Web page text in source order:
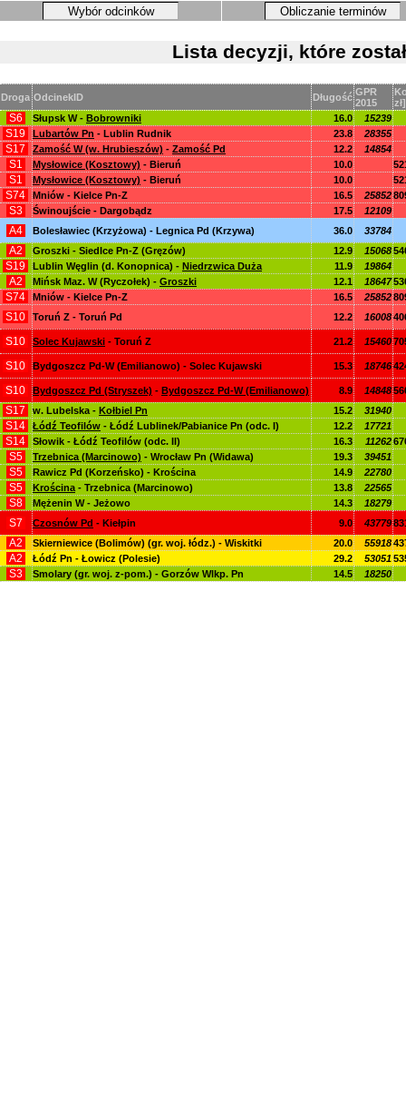
Wybór odcinków Obliczanie terminów
Lista decyzji, które
Droga OdcinekID Długość GPR
2015
zł]
S6 Słupsk W - Bobrowniki 16.0 15239
S19 Lubartów Pn - Lublin Rudnik 23.8 28355
S17 Zamość W (w. Hrubieszów) - Zamość Pd 12.2 14854
S1 Mysłowice (Kosztowy) - Bieruń 10.0
S1 Mysłowice (Kosztowy) - Bieruń 10.0
S74 Mniów - Kielce Pn-Z 16.5 25852
S3 Świnoujście - Dargobądz 17.5 12109
A4 Bolesławiec (Krzyżowa) - Legnica Pd (Krzywa) 36.0 33784
A2 Groszki - Siedlce Pn-Z (Gręzów) 12.9 15068
S19 Lublin Węglin (d. Konopnica) - Niedrzwica Duża 11.9 19864
A2 Mińsk Maz. W (Ryczołek) - Groszki 12.1 18647
S74 Mniów - Kielce Pn-Z 16.5 25852
S10 Toruń Z - Toruń Pd 12.2 16008
S10 Solec Kujawski - Toruń Z 21.2 15460
S10 Bydgoszcz Pd-W (Emilianowo) - Solec Kujawski 15.3 18746
S10 Bydgoszcz Pd (Stryszek) - Bydgoszcz Pd-W (Emilianowo) 8.9 14848
S17 w. Lubelska - Kołbiel Pn 15.2 31940
S14 Łódź Teofilów - Łódź Lublinek/Pabianice Pn (odc. I) 12.2 17721
S14 Słowik - Łódź Teofilów (odc. II) 16.3 11262
S5 Trzebnica (Marcinowo) - Wrocław Pn (Widawa) 19.3 39451
S5 Rawicz Pd (Korzeńsko) - Krościna 14.9 22780
S5 Krościna - Trzebnica (Marcinowo) 13.8 22565
S8 Mężenin W - Jeżowo 14.3 18279
S7 Czosnów Pd - Kiełpin 9.0 43779
A2 Skierniewice (Bolimów) (gr. woj. łódz.) - Wiskitki 20.0 55918
A2 Łódź Pn - Łowicz (Polesie) 29.2 53051
S3 Smolary (gr. woj. z-pom.) - Gorzów Wlkp. Pn 14.5 18250